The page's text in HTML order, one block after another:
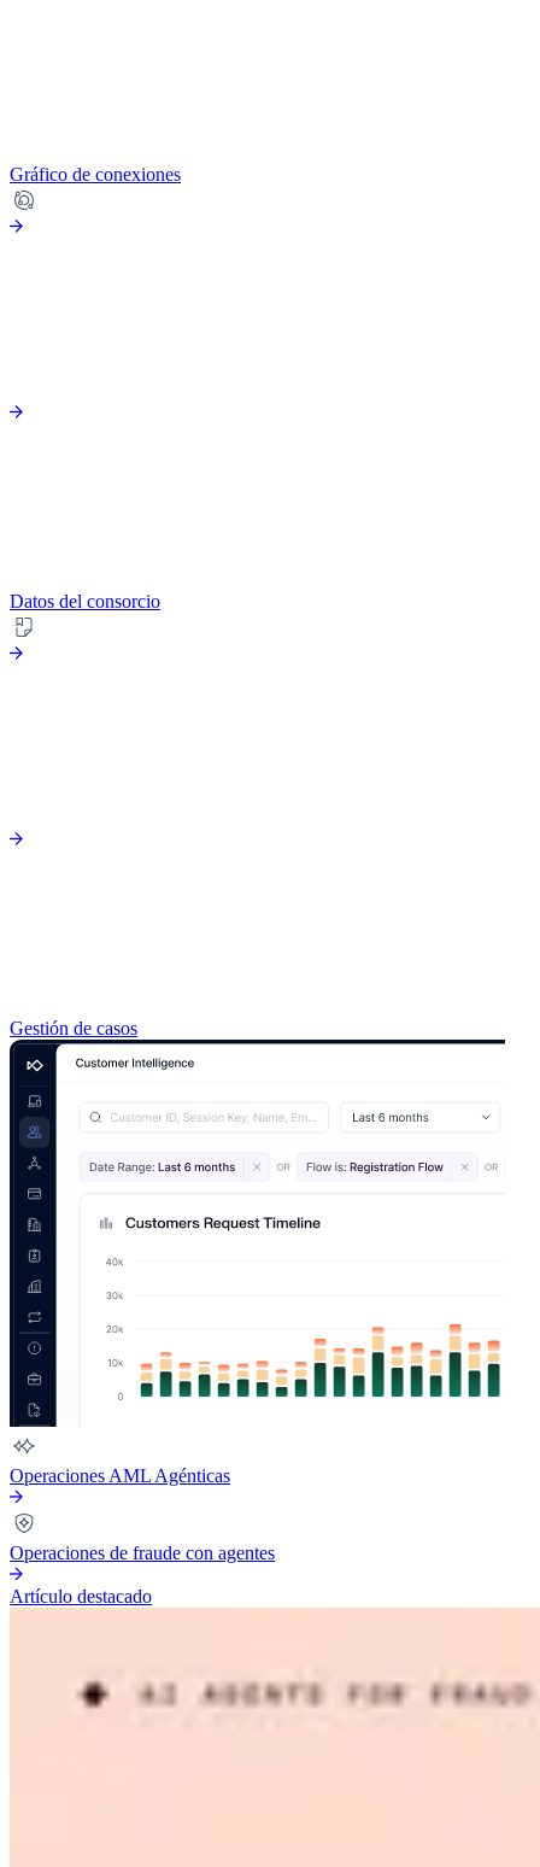
Gráfico de conexiones
Datos del consorcio
Gestión de casos
Operaciones AML Agénticas
Operaciones de fraude con agentes
Artículo destacado